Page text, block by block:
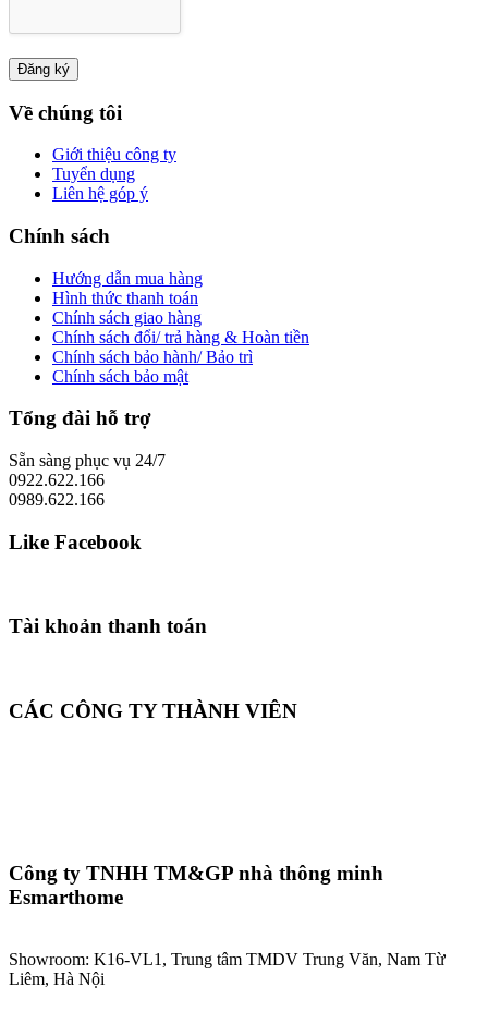
Về chúng tôi
Giới thiệu công ty
Tuyển dụng
Liên hệ góp ý
Chính sách
Hướng dẫn mua hàng
Hình thức thanh toán
Chính sách giao hàng
Chính sách đổi/ trả hàng & Hoàn tiền
Chính sách bảo hành/ Bảo trì
Chính sách bảo mật
Tổng đài hỗ trợ
Sẵn sàng phục vụ 24/7
0922.622.166
0989.622.166
Like Facebook
Tài khoản thanh toán
CÁC CÔNG TY THÀNH VIÊN
Công ty TNHH TM&GP nhà thông minh
Esmarthome
Showroom: K16-VL1, Trung tâm TMDV Trung Văn, Nam Từ
Liêm, Hà Nội